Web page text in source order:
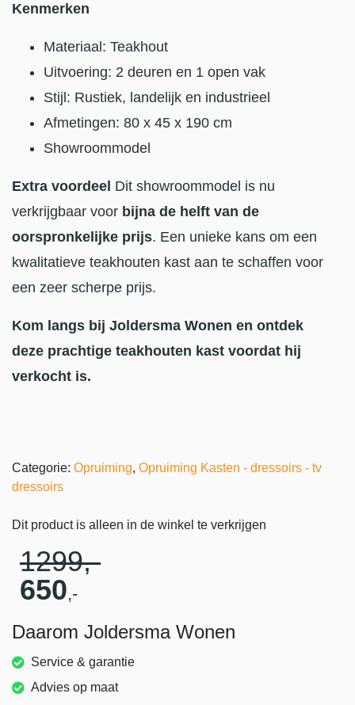
Kenmerken
Materiaal: Teakhout
Uitvoering: 2 deuren en 1 open vak
Stijl: Rustiek, landelijk en industrieel
Afmetingen: 80 x 45 x 190 cm
Showroommodel
Extra voordeel Dit showroommodel is nu
verkrijgbaar voor bijna de helft van de
oorspronkelijke prijs. Een unieke kans om een
kwalitatieve teakhouten kast aan te schaffen voor
een zeer scherpe prijs.
Kom langs bij Joldersma Wonen en ontdek
deze prachtige teakhouten kast voordat hij
verkocht is.
Categorie: Opruiming, Opruiming Kasten - dressoirs - tv
dressoirs
Dit product is alleen in de winkel te verkrijgen
1299,-
650,-
Daarom Joldersma Wonen
Service & garantie
Advies op maat